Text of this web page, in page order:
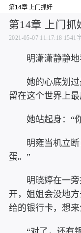
第14章 上门抓奸
第14章 上门抓
2021-05-07 11:17:18 1541
明潇潇静静地
她的心底划
留在这个世界上最
她站起身：“
明雍当机立
蛋。”
明晓婷在一
开，姐姐会没地
给的银行卡，想